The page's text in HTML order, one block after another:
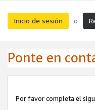
Inicio de sesión o
Ponte en
Por favor completa el